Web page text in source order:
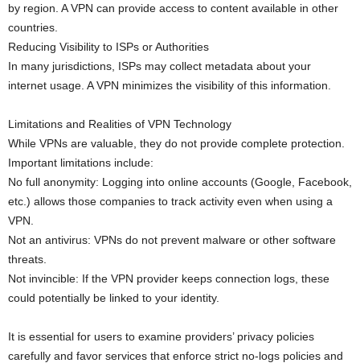
by region. A VPN can provide access to content available in other
countries.
Reducing Visibility to ISPs or Authorities
In many jurisdictions, ISPs may collect metadata about your
internet usage. A VPN minimizes the visibility of this information.
Limitations and Realities of VPN Technology
While VPNs are valuable, they do not provide complete protection.
Important limitations include:
No full anonymity: Logging into online accounts (Google, Facebook,
etc.) allows those companies to track activity even when using a
VPN.
Not an antivirus: VPNs do not prevent malware or other software
threats.
Not invincible: If the VPN provider keeps connection logs, these
could potentially be linked to your identity.
It is essential for users to examine providers’ privacy policies
carefully and favor services that enforce strict no‑logs policies and